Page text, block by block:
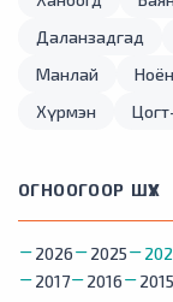
Даланзадгад
Манлай
Ноён
Хүрмэн
ОГНООГООР ШҮҮХ
2026 2025
2017
2016 2015